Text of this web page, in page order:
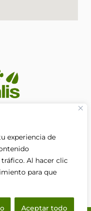
experiencia de
Al hacer clic
para que
Aceptar todo
y pasión por los
es solo nuestra
de ser.